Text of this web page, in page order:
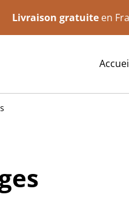
Livraison gratuiteen